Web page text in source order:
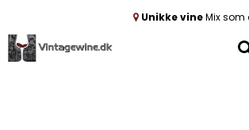
Unikke vineMix som du vil